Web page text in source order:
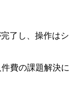
了し、操作はシ
費の課題解決に